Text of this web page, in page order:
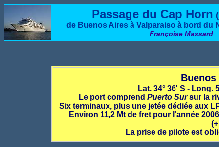
Passage du Cap Horn
de Buenos Aires à Valparaiso à bord du
Françoise Massard
Lat. 34° 36' S - Long.
Le port comprend Puerto Sursur la
Six terminaux, plus une jetée dédiée aux
Environ 11,2 Mt de fret pour l'année
La prise de pilote est